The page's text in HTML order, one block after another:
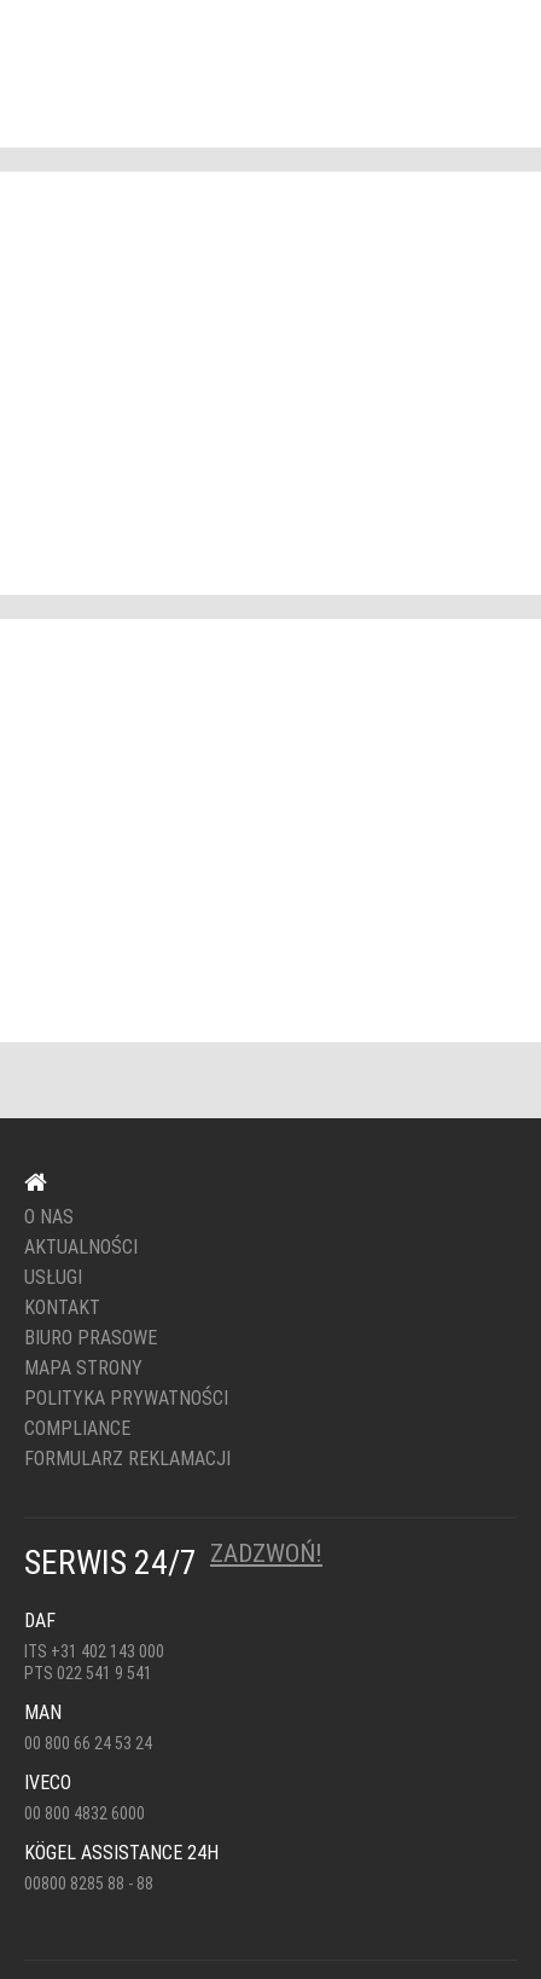
O NAS
AKTUALNOŚCI
USŁUGI
KONTAKT
BIURO PRASOWE
MAPA STRONY
POLITYKA PRYWATNOŚCI
COMPLIANCE
FORMULARZ REKLAMACJI
SERWIS 24/7 ZADZWOŃ!
DAF
ITS +31 402 143 000
PTS 022 541 9 541
MAN
00 800 66 24 53 24
IVECO
00 800 4832 6000
KÖGEL ASSISTANCE 24H
00800 8285 88 - 88